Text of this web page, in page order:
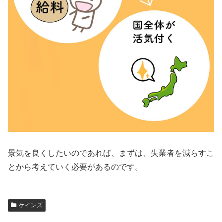
景気を良くしたいのであれば、まずは、失業者を減らすこ
とから考えていく必要があるのです。
ケインズ